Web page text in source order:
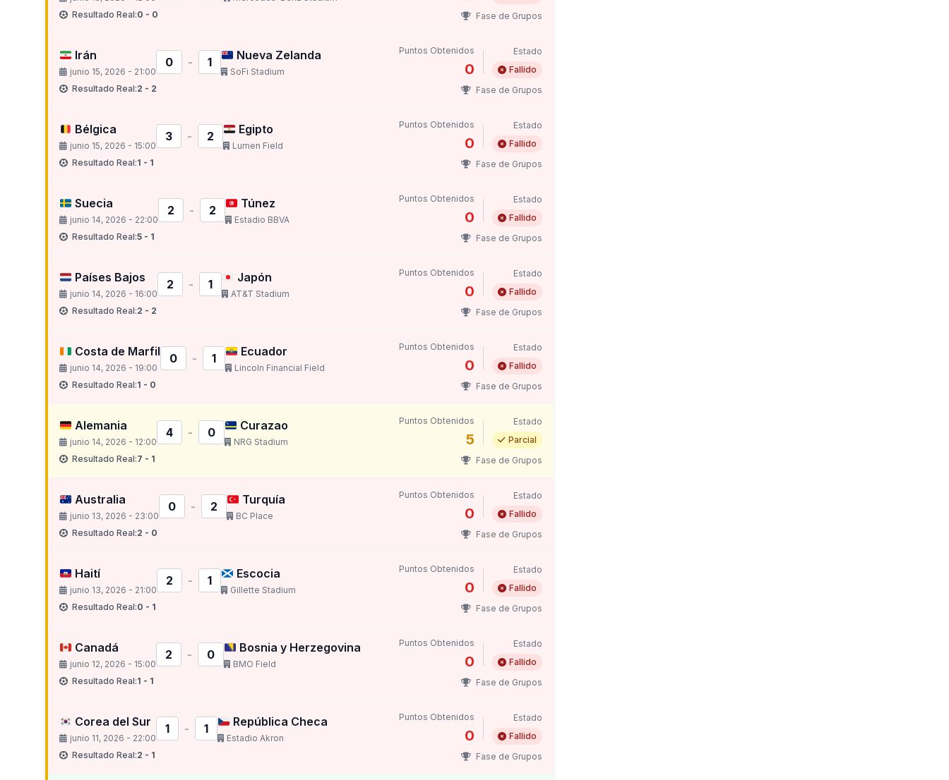
Resultado Real:0 - 0
Fase de Grupos
Irán
junio 15, 2026 - 21:00
0 - 1 Nueva Zelanda
SoFi Stadium
Resultado Real:2 - 2
Puntos Obtenidos
0
Estado
Fallido
Fase de Grupos
Bélgica
junio 15, 2026 - 15:00
3 - 2 Egipto
Lumen Field
Resultado Real:1 - 1
Puntos Obtenidos
0
Estado
Fallido
Fase de Grupos
Suecia
junio 14, 2026 - 22:00
2 - 2 Túnez
Estadio BBVA
Resultado Real:5 - 1
Puntos Obtenidos
0
Estado
Fallido
Fase de Grupos
Países Bajos
junio 14, 2026 - 16:00
2 - 1 Japón
AT&T Stadium
Resultado Real:2 - 2
Puntos Obtenidos
0
Estado
Fallido
Fase de Grupos
Costa de Marfil
junio 14, 2026 - 19:00
0 - 1 Ecuador
Lincoln Financial Field
Resultado Real:1 - 0
Puntos Obtenidos
0
Estado
Fallido
Fase de Grupos
Alemania
junio 14, 2026 - 12:00
4 - 0 Curazao
NRG Stadium
Resultado Real:7 - 1
Puntos Obtenidos
5
Estado
Parcial
Fase de Grupos
Australia
junio 13, 2026 - 23:00
0 - 2 Turquía
BC Place
Resultado Real:2 - 0
Puntos Obtenidos
0
Estado
Fallido
Fase de Grupos
Haití
junio 13, 2026 - 21:00
2 - 1 Escocia
Gillette Stadium
Resultado Real:0 - 1
Puntos Obtenidos
0
Estado
Fallido
Fase de Grupos
Canadá
junio 12, 2026 - 15:00
2 - 0 Bosnia y Herzegovina
BMO Field
Resultado Real:1 - 1
Puntos Obtenidos
0
Estado
Fallido
Fase de Grupos
Corea del Sur
junio 11, 2026 - 22:00
1 - 1 República Checa
Estadio Akron
Resultado Real:2 - 1
Puntos Obtenidos
0
Estado
Fallido
Fase de Grupos